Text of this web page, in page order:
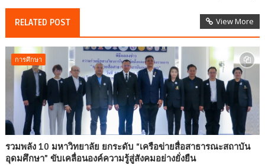
RELATED POST View More
การศึกษา
รวมพลัง 10 มหาวิทยาลัย ยกระดับ “เครือข่ายสื่อสาธารณะสถาบัน
อุดมศึกษา” ขับเคลื่อนองค์ความรู้สู่สังคมอย่างยั่งยืน